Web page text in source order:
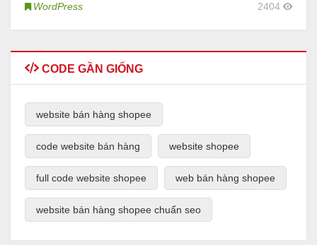
WordPress 2404
CODE GẦN GIỐNG
website bán hàng shopee
code website bán hàng website shopee
full code website shopee web bán hàng shopee
website bán hàng shopee chuẩn seo